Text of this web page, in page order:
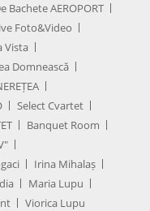
Bachete AEROPORT
Foto&Video
Vista
Domnească
Select Cvartet
Banquet Room
Irina Mihalaș
Maria Lupu
Viorica Lupu